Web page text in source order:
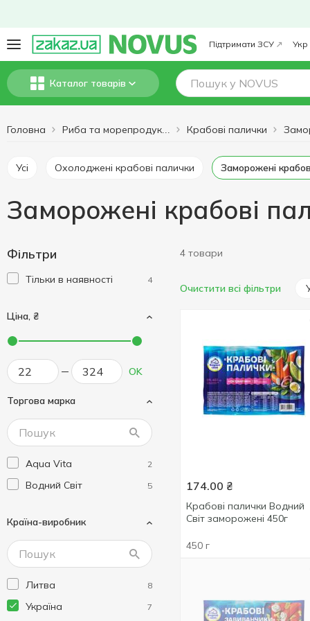
Підтримати ЗСУ Укр
Каталог товарів
Головна Крабові палички
Усі Охолоджені крабові палички Заморожені
Заморожені крабові
Фільтри
Тільки в наявності 4
Ціна, ₴
OK
Торгова марка
Aqua Vita 2
Водний Світ 5
Країна-виробник
Литва 8
Україна 7
4 товари
Очистити всі фільтри
174.00 ₴
Крабові палички Водний
Світ заморожені 450г
450 г